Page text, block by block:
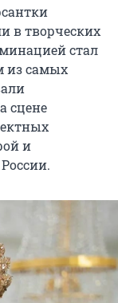
в творческих
стал
из самых
сцене
и